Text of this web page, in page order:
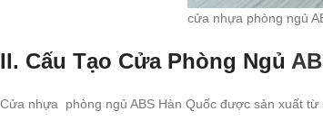
cửa nhựa phòng ngủ
II. Cấu Tạo Cửa Phòng Ngủ
Cửa nhựa phòng ngủ ABS Hàn Quốc được sản xuất từ